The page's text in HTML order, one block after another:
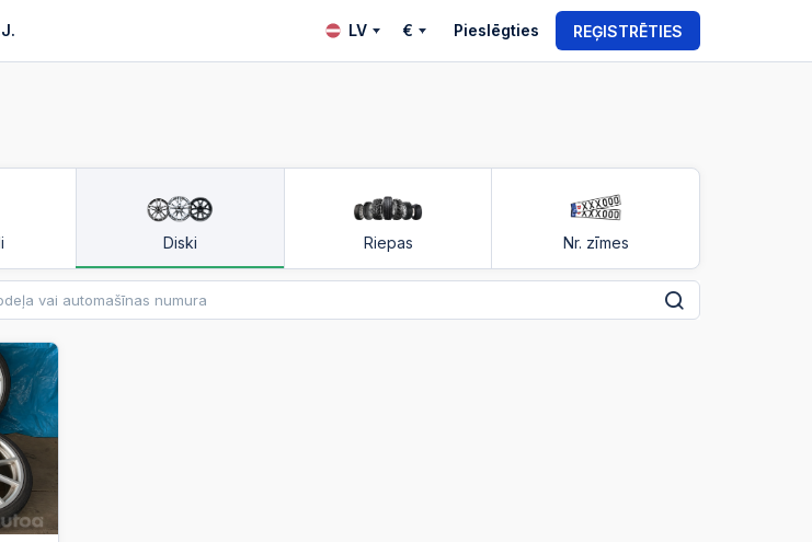
LV € Pieslēgties REĢISTRĒTIES
Diski Riepas Nr. zīmes